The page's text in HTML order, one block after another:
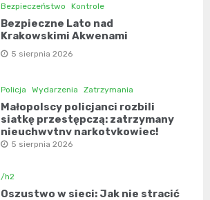
Bezpieczeństwo Kontrole
Bezpieczne Lato nad
Krakowskimi Akwenami
5 sierpnia 2026
Policja Wydarzenia Zatrzymania
Małopolscy policjanci rozbili
siatkę przestępczą: zatrzymany
nieuchwytny narkotykowiec!
5 sierpnia 2026
/h2
Oszustwo w sieci: Jak nie stracić